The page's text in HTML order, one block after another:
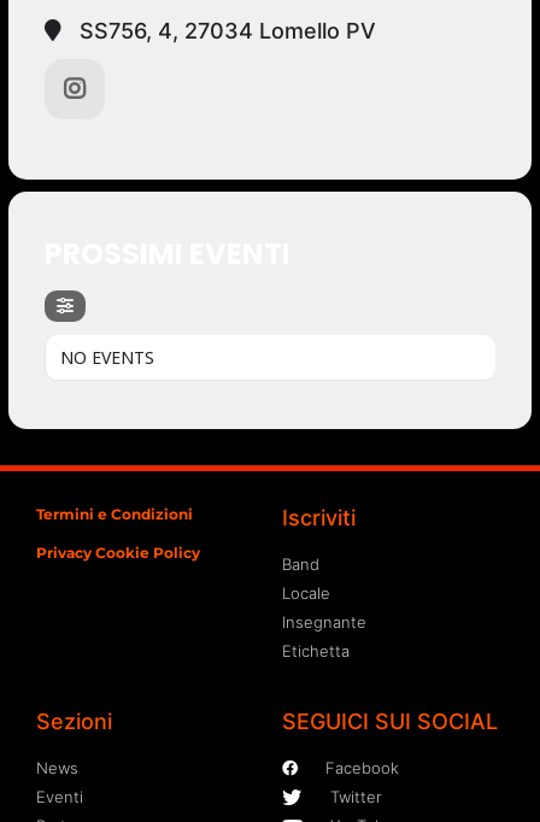
SS756, 4, 27034 Lomello PV
NO EVENTS
Termini e Condizioni
Privacy Cookie Policy
Iscriviti
Band
Locale
Insegnante
Etichetta
Sezioni
News
Eventi
SEGUICI SUI SOCIAL
Facebook
Twitter